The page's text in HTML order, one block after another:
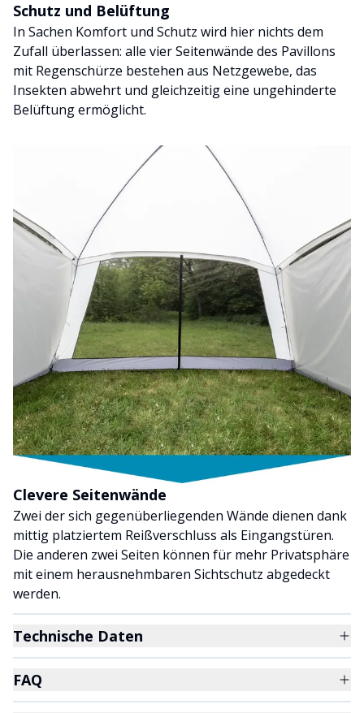
Schutz und Belüftung
In Sachen Komfort und Schutz wird hier nichts dem
Zufall überlassen: alle vier Seitenwände des Pavillons
mit Regenschürze bestehen aus Netzgewebe, das
Insekten abwehrt und gleichzeitig eine ungehinderte
Belüftung ermöglicht.
Clevere Seitenwände
Zwei der sich gegenüberliegenden Wände dienen dank
mittig platziertem Reißverschluss als Eingangstüren.
Die anderen zwei Seiten können für mehr Privatsphäre
mit einem herausnehmbaren Sichtschutz abgedeckt
werden.
Technische Daten
FAQ